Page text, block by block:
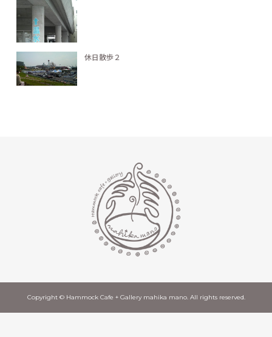
休日散歩２
Copyright © Hammock Cafe + Gallery mahika mano. All rights reserved.